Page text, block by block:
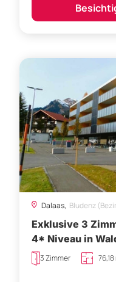
Dalaas, Bludenz
Exklusive 3
4* Niveau in
Zapfig-Living!
3 Zimmer 76,18